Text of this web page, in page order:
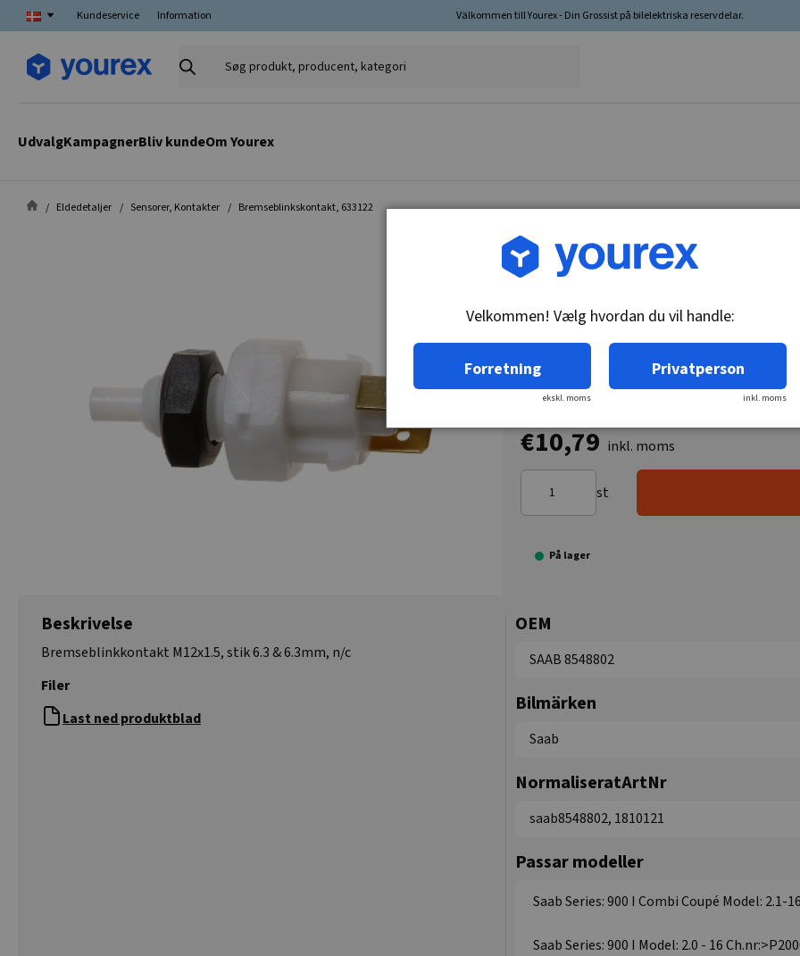
Kundeservice Information Välkommen till Yourex - Din Grossist på bilelektriska reservdelar.
Søg
UdvalgKampagnerBliv kundeOm Yourex
Eldedetaljer Sensorer, Kontakter Bremseblinkskontakt, 633122
Vare nr.: 1810121
Bremseblinkskontakt,
€10,79 inkl. moms
st
På lager
Beskrivelse
Bremseblinkkontakt M12x1.5, stik 6.3 & 6.3mm, n/c
Filer
Last ned produktblad
OEM
SAAB 8548802
Bilmärken
Saab
NormaliseratArtNr
saab8548802, 1810121
Passar modeller
Saab Series: 900 I Combi Coupé Model: 2.1-
Saab Series: 900 I Model: 2.0 - 16
Velkommen! Vælg hvordan du vil handle:
Forretning
ekskl. moms
Privatperson
inkl. moms